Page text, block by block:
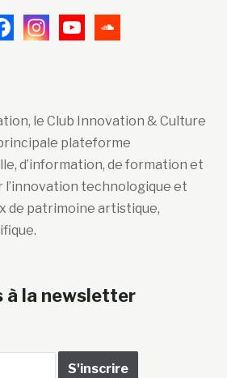
le Club Innovation & Culture
plateforme
d’information, de formation et
l’innovation technologique et
de patrimoine artistique,
à la newsletter